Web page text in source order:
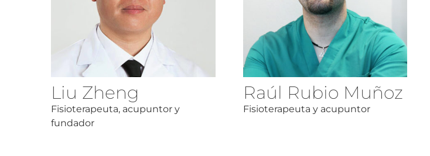
Liu Zheng
Fisioterapeuta, acupuntor y
fundador
Raúl Rubio Muñoz
Fisioterapeuta y acupuntor